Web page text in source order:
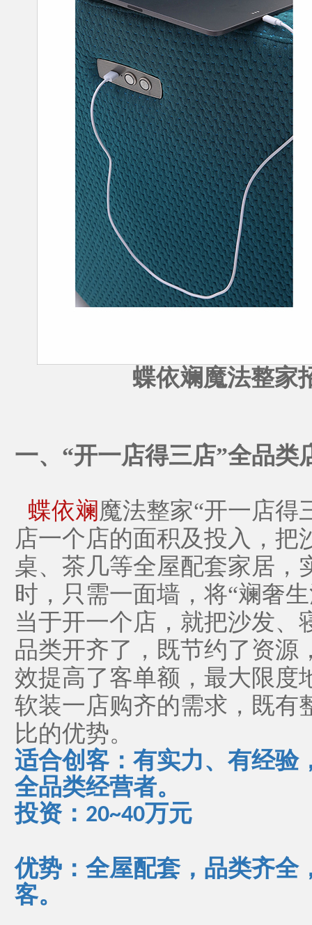
蝶依斓魔法整家
一、 “开一店得三店”全品类
蝶依斓魔法整家“开一店得
店一个店的面积及投入，把
桌、茶几等全屋配套家居，
时，只需一面墙，将“斓奢
当于开一个店，就把沙发、
品类开齐了，既节约了资源
效提高了客单额，最大限度
软装一店购齐的需求，既有
比的优势。
适合创客：有实力、有经验
全品类经营者。
投资： 20~40万元
优势：全屋配套，品类齐全
客。